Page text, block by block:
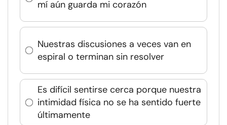
mí aún guarda mi corazón
Nuestras discusiones a veces van en
espiral o terminan sin resolver
Es difícil sentirse cerca porque nuestra
intimidad física no se ha sentido fuerte
últimamente